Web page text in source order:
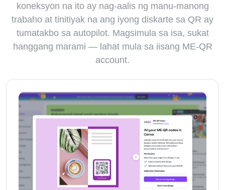
koneksyon na ito ay nag-aalis ng manu-manong
trabaho at tinitiyak na ang iyong diskarte sa QR ay
tumatakbo sa autopilot. Magsimula sa isa, sukat
hanggang marami — lahat mula sa iisang ME-QR
account.